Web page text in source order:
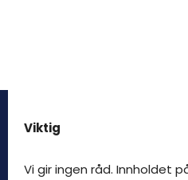
Viktig
Vi gir ingen råd. Innholdet